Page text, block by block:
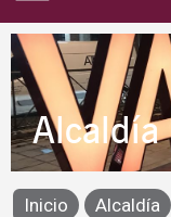
Alcaldía
Inicio Alcaldía